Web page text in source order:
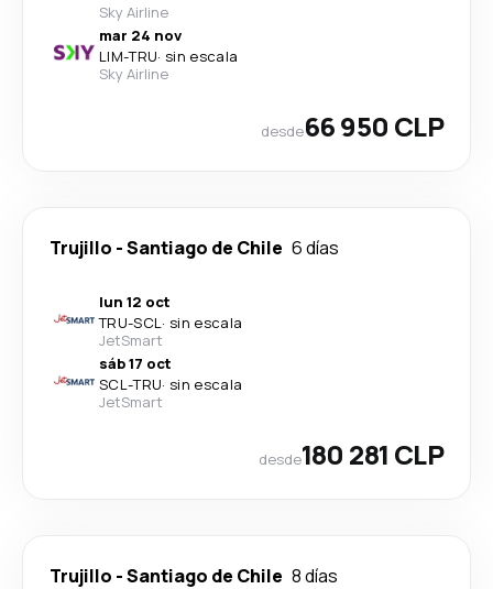
Sky Airline
mar 24 nov
LIM-TRU· sin escala
Sky Airline
desde66 950 CLP
Trujillo -Santiago de Chile 6 días
lun 12 oct
TRU-SCL· sin escala
JetSmart
sáb 17 oct
SCL-TRU· sin escala
JetSmart
desde180 281 CLP
Trujillo -Santiago de Chile 8 días